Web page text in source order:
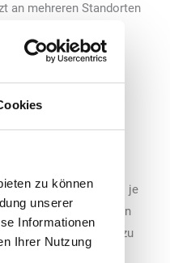
zu können
unserer
Informationen
Ihrer Nutzung
an mehreren Standorten
über eine
und Wartung der
Solarstroms je
Batteriespeicher sollen
nutzen, Lastspitzen zu
begrenzten